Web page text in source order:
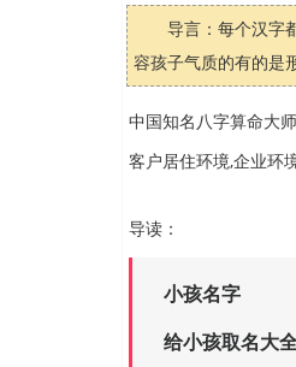
导言：每个汉字
容孩子气质的有的是
中国知名八字算命大
客户居住环境,企业环
导读：
小孩名字
给小孩取名大